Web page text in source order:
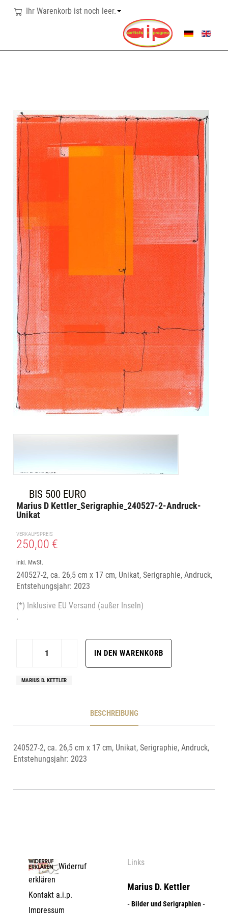
Ihr Warenkorb ist noch leer.
SPRACHE
BIS 500 EURO
Marius D Kettler_Serigraphie_240527-2-Andruck-
Unikat
VERKAUFSPREIS
250,00 €
inkl. MwSt.
240527-2, ca. 26,5 cm x 17 cm, Unikat, Serigraphie, Andruck,
Entstehungsjahr: 2023
(*) Inklusive EU Versand (außer Inseln)
.
MARIUS D. KETTLER
BESCHREIBUNG
240527-2, ca. 26,5 cm x 17 cm, Unikat, Serigraphie, Andruck,
Entstehungsjahr: 2023
Widerruf
erklären
Kontakt a.i.p.
Impressum
Links
Marius D. Kettler
- Bilder und Serigraphien -